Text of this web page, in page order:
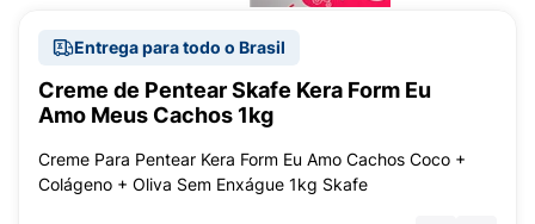
Entrega para todo o Brasil
Creme de Pentear Skafe Kera Form Eu
Amo Meus Cachos 1kg
Creme Para Pentear Kera Form Eu Amo Cachos Coco +
Colágeno + Oliva Sem Enxágue 1kg Skafe